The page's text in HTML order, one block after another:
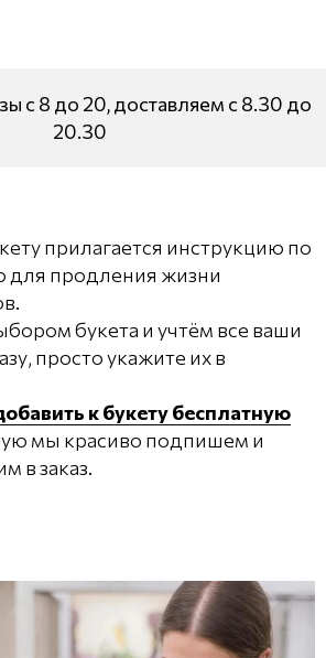
с 8 до 20, доставляем с 8.30 до
20.30
прилагается инструкцию по
для продления жизни
букета и учтём все ваши
просто укажите их в
к букету бесплатную
мы красиво подпишем и
в заказ.